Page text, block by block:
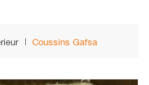
Coussins Gafsa